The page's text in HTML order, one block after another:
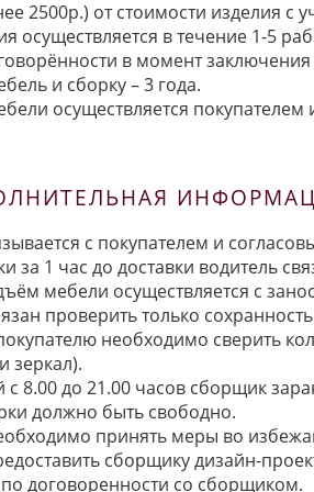
2500р.) от стоимости изделия
осуществляется в течение 1-5
в момент
и сборку – 3 года.
осуществляется
с покупателем и
за 1 час до доставки водитель
мебели осуществляется с
проверить только
необходимо сверить
зеркал).
8.00 до 21.00 часов сборщик
должно быть свободно.
принять меры во
сборщику дизайн-
договоренности со сборщиком.